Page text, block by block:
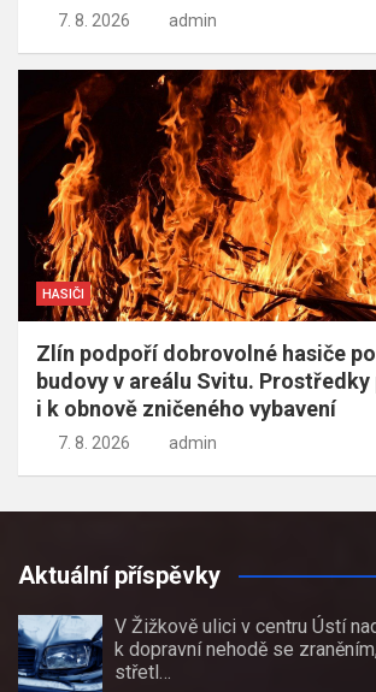
7. 8. 2026 admin
HASIČI
Zlín podpoří dobrovolné hasiče
budovy v areálu Svitu.
i k obnově zničeného vybavení
7. 8. 2026 admin
Aktuální příspěvky
V Žižkově ulici v centru Ústí
k dopravní nehodě se
střetl…